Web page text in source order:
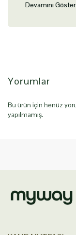
Devamını Göster
Yorumlar
Bu ürün için henüz
yapılmamış.